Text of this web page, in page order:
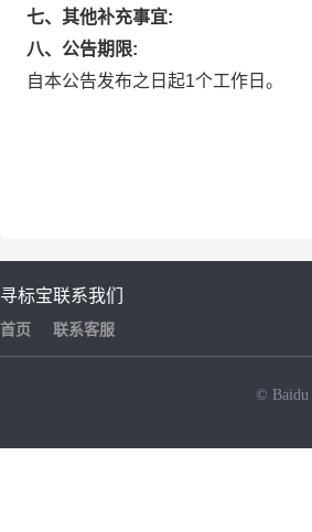
七、其他补充事宜:
八、公告期限:
自本公告发布之日起1个工作日。
寻标宝
首页
联系我们
联系客服
© Baidu